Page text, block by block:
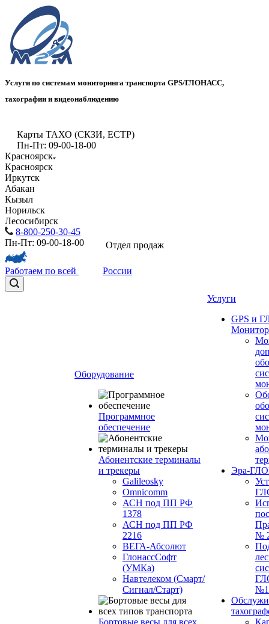
Услуги по системам мониторинга транспорта GPS/ГЛОНАСС,
тахографии и видеонаблюдению
Карты ТАХО (СКЗИ, ЕСТР)
Пн-Пт: 09-00-18-00
Красноярск
Красноярск
Иркутск
Абакан
Кызыл
Норильск
Лесосибирск
8-800-250-30-45
Пн-Пт: 09-00-18-00
Отдел продаж
Работаем по всей России
Оборудование
Программное
обеспечение
Абонентские терминалы
и трекеры
Galileosky
Omnicomm
АСН под ПП РФ
1378
АСН под ПП РФ
2216
ВЕГА-Абсолют
ГлонассСофт
(УМКа)
Навтелеком (Смарт/
Сигнал/Старт)
Бортовые весы для всех
Услуги
GPS и
Эра-
№